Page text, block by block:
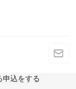
申込をする